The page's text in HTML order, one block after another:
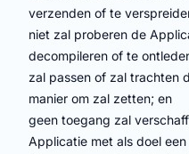
verzenden of te
niet zal proberen de
decompileren of te
zal passen of zal trachten
manier om zal zetten; en
geen toegang zal
Applicatie met als doel